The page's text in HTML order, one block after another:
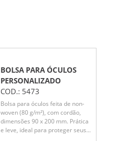
BOLSA PARA ÓCULOS
PERSONALIZADO
COD.: 5473
Bolsa para óculos feita de non-
woven (80 g/m²), com cordão,
dimensões 90 x 200 mm. Prática
e leve, ideal para proteger seus